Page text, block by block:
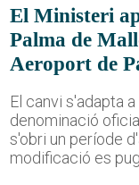
El Ministeri
Palma de
Aeroport de
El canvi s'adapta
denominació
s'obri un període
modificació es